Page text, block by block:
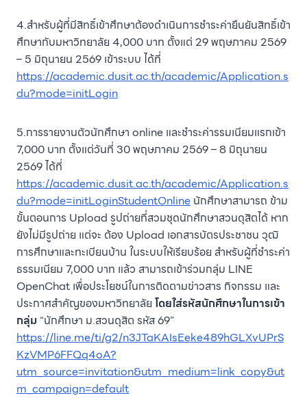
4.สำหรับผู้ที่มีสิทธิ์เข้าศึกษาต้องดำเนินการชำระค่ายืนยันสิทธิ์เข้า
ศึกษากับมหาวิทยาลัย 4,000 บาท ตั้งแต่ 29 พฤษภาคม 2569
– 5 มิถุนายน 2569 เข้าระบบ ได้ที่
https://academic.dusit.ac.th/academic/Application.s
du?mode=initLogin
5.การรายงานตัวนักศึกษา online และชำระค่ารรมเนียมแรกเข้า
7,000 บาท ตั้งแต่วันที่ 30 พฤษภาคม 2569 – 8 มิถุนายน
2569 ได้ที่
https://academic.dusit.ac.th/academic/Application.s
du?mode=initLoginStudentOnline นักศึกษาสามารถ ข้าม
ขั้นตอนการ Upload รูปถ่ายที่สวมชุดนักศึกษาสวนดุสิตได้ หาก
ยังไม่มีรูปถ่าย แต่จะ ต้อง Upload เอกสารบัตรประชาชน วุฒิ
การศึกษาและทะเบียนบ้าน ในระบบให้เรียบร้อย สำหรับผู้ที่ชำระค่า
ธรรมเนียม 7,000 บาท แล้ว สามารถเข้าร่วมกลุ่ม LINE
OpenChat เพื่อประโยชน์ในการติดตามข่าวสาร กิจกรรม และ
ประกาศสำคัญของมหาวิทยาลัย โดยใส่รหัสนักศึกษาในการเข้า
กลุ่ม “นักศึกษา ม.สวนดุสิต รหัส 69”
https://line.me/ti/g2/n3JTaKAIsEeke489hGLXvUPrS
KzVMP6FFQq4oA?
utm_source=invitation&utm_medium=link_copy&ut
m_campaign=default